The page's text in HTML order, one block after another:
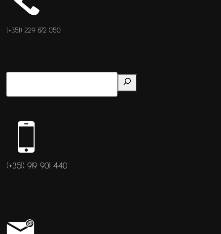
(+351) 229 872 050
(+351) 919 901 440